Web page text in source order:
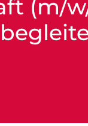
(m/